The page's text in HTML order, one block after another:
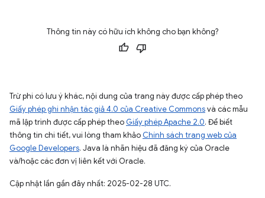
Thông tin này có hữu ích không cho bạn không?
Trừ phi có lưu ý khác, nội dung của trang này được cấp phép theo
Giấy phép ghi nhận tác giả 4.0 của Creative Commonsvà các mẫu
mã lập trình được cấp phép theo Giấy phép Apache 2.0. Để biết
thông tin chi tiết, vui lòng tham khảo Chính sách trang web của
Google Developers. Java là nhãn hiệu đã đăng ký của Oracle
và/hoặc các đơn vị liên kết với Oracle.
Cập nhật lần gần đây nhất: 2025-02-28 UTC.